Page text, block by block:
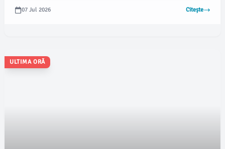
au ajuns în conturile Complexului Energetic Oltenia. Acesta
consideră că condiționarea acestor sume de închiderea unităților
07 Jul 2026 Citește
ULTIMA ORĂ